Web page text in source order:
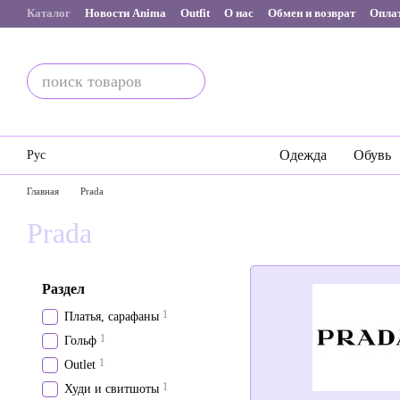
Перейти к основному контенту
Каталог Новости Anima Outfit О нас Обмен и возврат
Рус Одежда Обувь
Главная Prada
Prada
Раздел
Платья, сарафаны 1
Гольф 1
Outlet 1
Худи и свитшоты 1